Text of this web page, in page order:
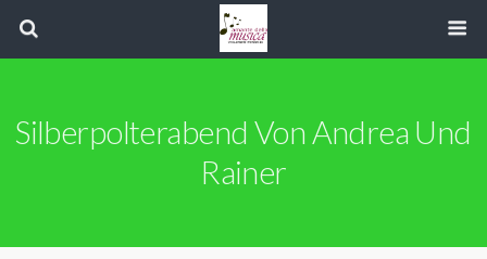
Silberpolterabend Von Andrea Und
Rainer